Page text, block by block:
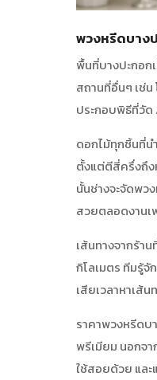
พวงหรีดบาง
พื้นที่บางปะกอก
สถานที่อื่นๆ เช่
ประกอบพิธีที่วัด
ดอกไม้ทุกชิ้นที่น
ตั้งแต่ตีสี่ครึ่งถึง
นั้นช่างจะจัดพว
สวยตลอดงานเ
เส้นทางจากร้า
กิโลเมตร ทีมรู้
เสียเวลาหาเส้
ราคาพวงหรีดบ
พรีเมียม นอกจ
ใช้สอยด้วย แล